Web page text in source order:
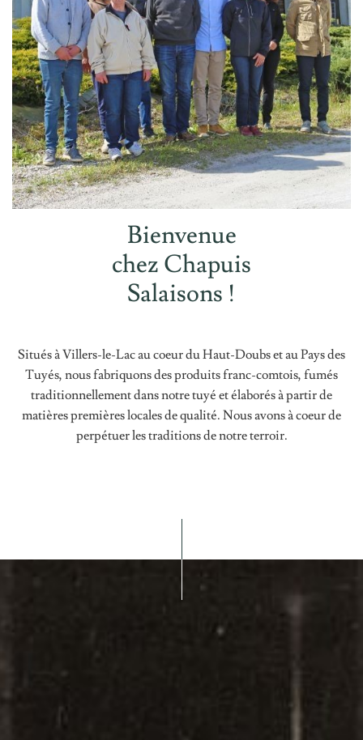
Bienvenue
chez Chapuis
Salaisons !
Situés à Villers-le-Lac au coeur du Haut-Doubs et au Pays des
Tuyés, nous fabriquons des produits franc-comtois, fumés
traditionnellement dans notre tuyé et élaborés à partir de
matières premières locales de qualité. Nous avons à coeur de
perpétuer les traditions de notre terroir.